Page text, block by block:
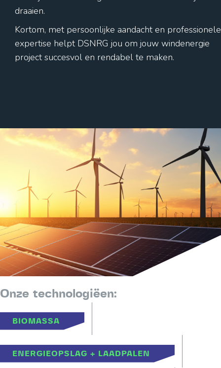
draaien.
Kortom, met persoonlijke aandacht en professionele
expertise helpt DSNRG jou om jouw windenergie
project succesvol en rendabel te maken.
Onze technologiëen:
BIOMASSA
ENERGIEOPSLAG + LAADPALEN